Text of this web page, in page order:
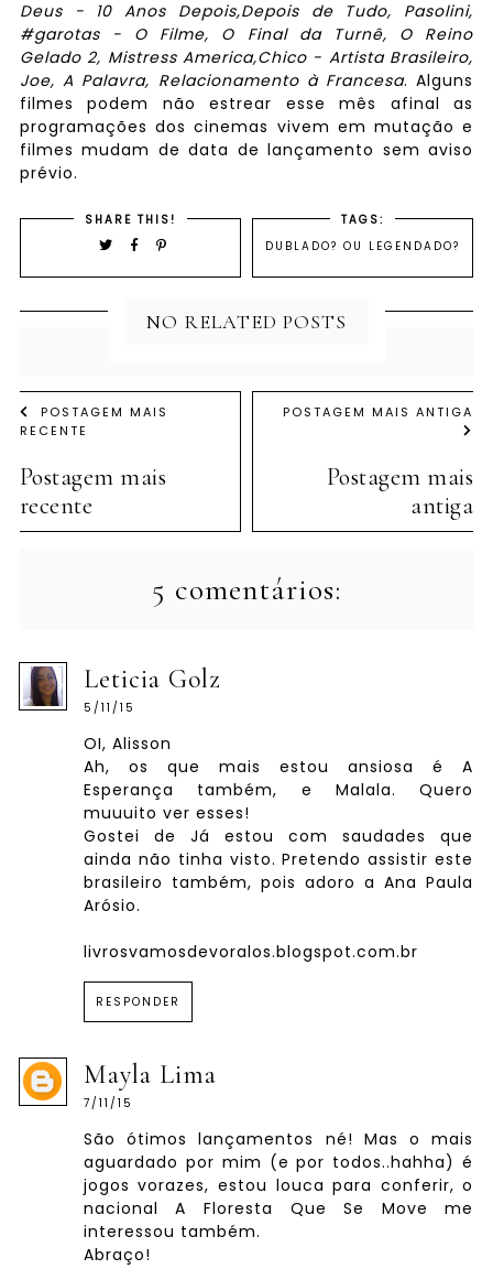
Deus - 10 Anos Depois,Depois de Tudo, Pasolini,
#garotas - O Filme, O Final da Turnê, O Reino
Gelado 2, Mistress America,Chico - Artista Brasileiro,
Joe, A Palavra, Relacionamento à Francesa. Alguns
filmes podem não estrear esse mês afinal as
programações dos cinemas vivem em mutação e
filmes mudam de data de lançamento sem aviso
prévio.
SHARE THIS!
TAGS:
DUBLADO? OU LEGENDADO?
NO RELATED POSTS
POSTAGEM MAIS
RECENTE
Postagem mais
recente
POSTAGEM MAIS ANTIGA
Postagem mais
antiga
5 comentários:
Leticia Golz
5/11/15
OI, Alisson
Ah, os que mais estou ansiosa é A
Esperança também, e Malala. Quero
muuuito ver esses!
Gostei de Já estou com saudades que
ainda não tinha visto. Pretendo assistir este
brasileiro também, pois adoro a Ana Paula
Arósio.
livrosvamosdevoralos.blogspot.com.br
RESPONDER
Mayla Lima
7/11/15
São ótimos lançamentos né! Mas o mais
aguardado por mim (e por todos..hahha) é
jogos vorazes, estou louca para conferir, o
nacional A Floresta Que Se Move me
interessou também.
Abraço!